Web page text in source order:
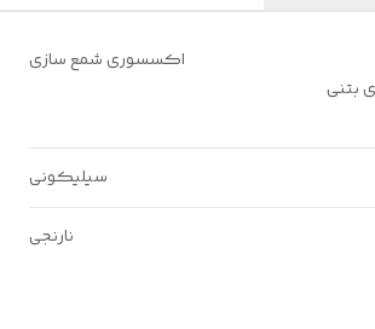
بتنی
اکسسوری شمع سازی
سیلیکونی
نارنجی